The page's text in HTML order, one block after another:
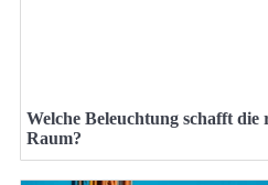
Welche Beleuchtung schafft
Raum?